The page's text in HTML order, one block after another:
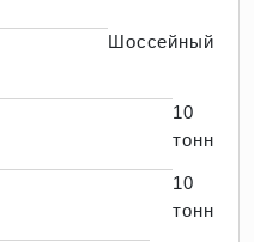
Шоссейный
10
тонн
10
тонн